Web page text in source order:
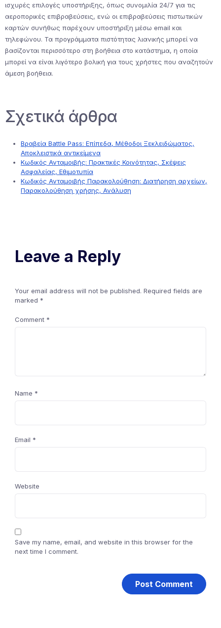
ισχυρές επιλογές υποστήριξης, όπως συνομιλία 24/7 για τις
αεροπορικές επιβραβεύσεις, ενώ οι επιβραβεύσεις πιστωτικών
καρτών συνήθως παρέχουν υποστήριξη μέσω email και
τηλεφώνου. Τα προγράμματα πιστότητας λιανικής μπορεί να
βασίζονται περισσότερο στη βοήθεια στο κατάστημα, η οποία
μπορεί να είναι λιγότερο βολική για τους χρήστες που αναζητούν
άμεση βοήθεια.
Σχετικά άρθρα
Βραβεία Battle Pass: Επίπεδα, Μέθοδοι Ξεκλειδώματος,
Αποκλειστικά αντικείμενα
Κωδικός Ανταμοιβής: Πρακτικές Κοινότητας, Σκέψεις
Ασφαλείας, Εθιμοτυπία
Κωδικός Ανταμοιβής Παρακολούθηση: Διατήρηση αρχείων,
Παρακολούθηση χρήσης, Ανάλυση
Leave a Reply
Your email address will not be published. Required fields are
marked *
Comment *
Name *
Email *
Website
Save my name, email, and website in this browser for the
next time I comment.